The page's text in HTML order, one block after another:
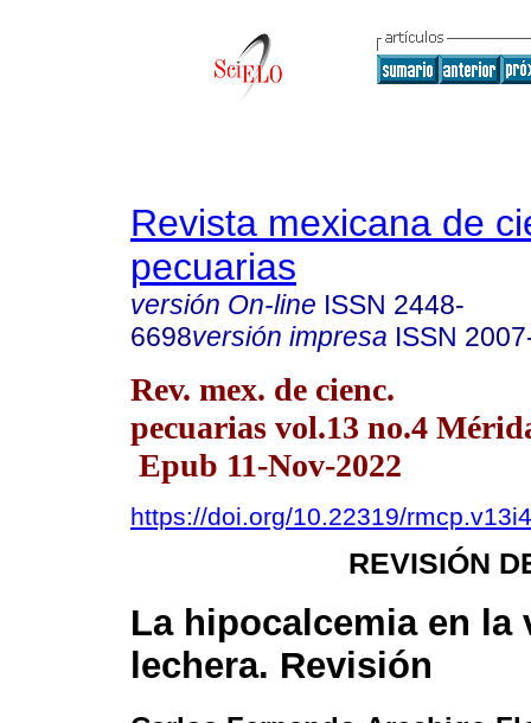
Revista mexicana de
pecuarias
versión On-line ISSN 2448-
6698versión impresa ISSN
Rev. mex. de cienc.
pecuarias vol.13 no.4
Epub 11-Nov-2022
https://doi.org/10.22319/
REVISIÓN
La hipocalcemia en la
lechera. Revisión